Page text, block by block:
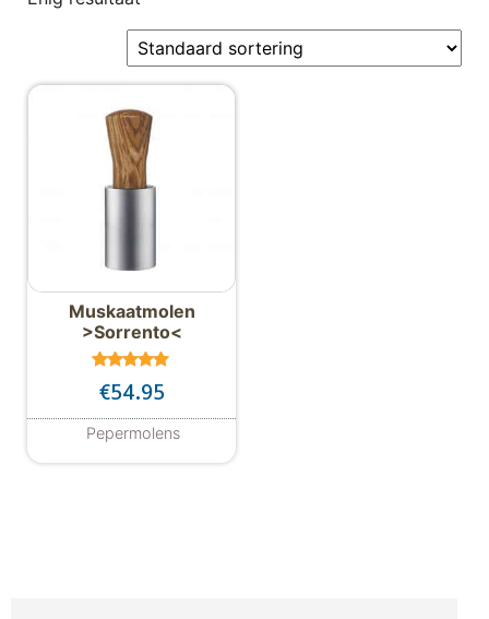
Muskaatmolen
>Sorrento<
d
uit 5
€54.95
Pepermolens